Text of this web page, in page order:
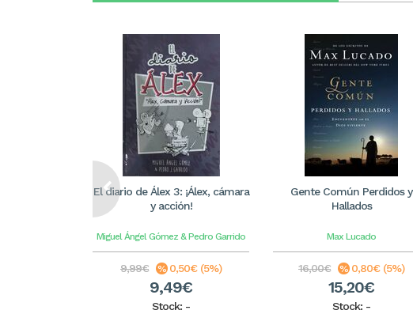
El diario de Álex 3: ¡Álex, cámara
y acción!
Miguel Ángel Gómez & Pedro Garrido
9,99€ 0,50€ (5%)
9,49€
Stock: -
Gente Común Perdidos y
Hallados
Max Lucado
16,00€ 0,80€ (5%)
15,20€
Stock: -